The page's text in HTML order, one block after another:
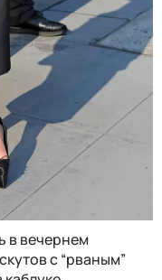
в вечернем
с “рваным”